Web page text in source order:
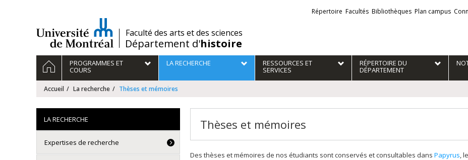
/Faculté des arts et des sciences
Département d'histoire
Liens
externes
Répertoire Facultés Bibliothèques Plan campus
Navigation
principale
ACCUEILPROGRAMMES ET
COURS
LA RECHERCHE RESSOURCES ET
SERVICES
RÉPERTOIRE DU
DÉPARTEMENT
Accueil La recherche Thèses et mémoires
Thèses et mémoires
Des thèses et mémoires de nos étudiants sont conservés et consultables dans Papyrus,
LA RECHERCHE
Expertises de recherche